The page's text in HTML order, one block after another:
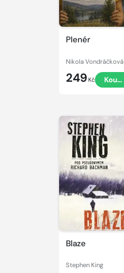
Plenér
Nikola Vondráčková
249 Kč Koupit
Blaze
Stephen King